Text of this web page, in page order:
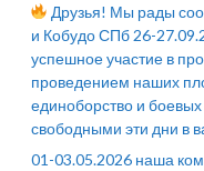
Друзья! Мы рады
и Кобудо СПб 26-
успешное участие в
проведением наших
единоборство и
свободными эти дни в
01-03.05.2026 наша